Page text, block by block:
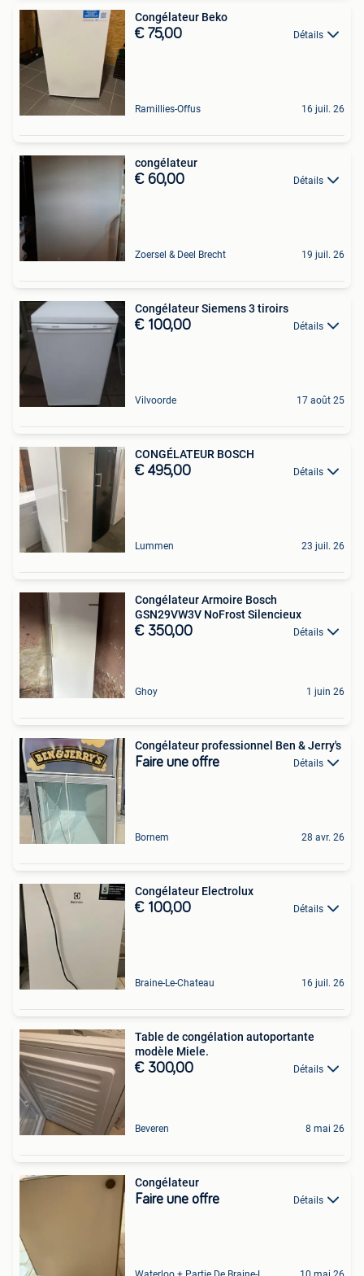
Congélateur Beko
€ 75,00 Détails
Ramillies-Offus 16 juil. 26
congélateur
€ 60,00 Détails
Zoersel & Deel Brecht 19 juil. 26
Congélateur Siemens 3 tiroirs
€ 100,00 Détails
Vilvoorde 17 août 25
CONGÉLATEUR BOSCH
€ 495,00 Détails
Lummen 23 juil. 26
Congélateur Armoire Bosch
GSN29VW3V NoFrost Silencieux
€ 350,00 Détails
Ghoy 1 juin 26
Congélateur professionnel Ben & Jerry's
Faire une offre Détails
Bornem 28 avr. 26
Congélateur Electrolux
€ 100,00 Détails
Braine-Le-Chateau 16 juil. 26
Table de congélation autoportante
modèle Miele.
€ 300,00 Détails
Beveren 8 mai 26
Congélateur
Faire une offre Détails